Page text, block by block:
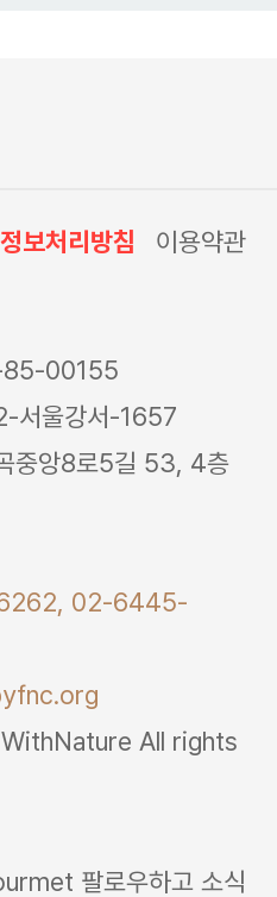
보처리방침 이용약관
85-00155
서울강서-1657
중앙8로5길 53, 4층
02-6445-
All rights
팔로우하고 소식